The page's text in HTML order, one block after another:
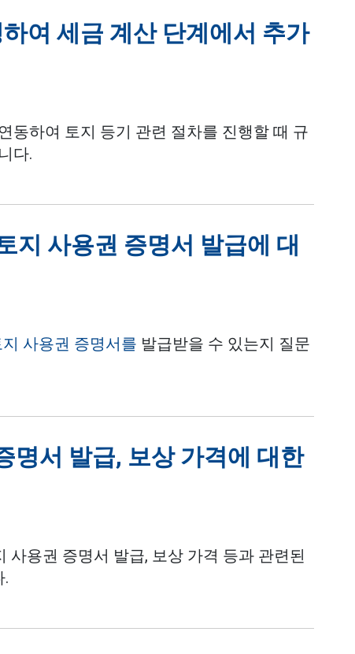
여 세금 계산 단계에서 추가
동하여 토지 등기 관련 절차를 진행할 때 규
다.
지 사용권 증명서 발급에 대
지 사용권 증명서를 발급받을 수 있는지 질문
명서 발급, 보상 가격에 대한
용권 증명서 발급, 보상 가격 등과 관련된
.